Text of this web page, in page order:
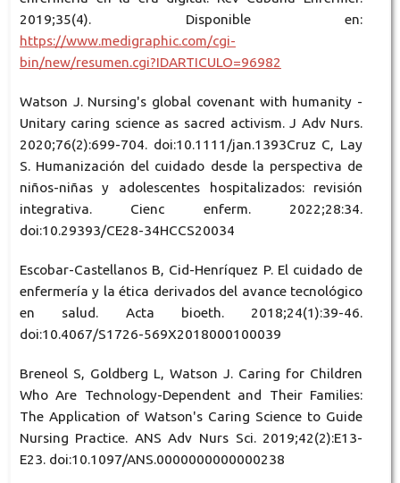
2019;35(4). Disponible en:
https://www.medigraphic.com/cgi-
bin/new/resumen.cgi?IDARTICULO=96982
Watson J. Nursing's global covenant with humanity -
Unitary caring science as sacred activism. J Adv Nurs.
2020;76(2):699-704. doi:10.1111/jan.1393Cruz C, Lay
S. Humanización del cuidado desde la perspectiva de
niños-niñas y adolescentes hospitalizados: revisión
integrativa. Cienc enferm. 2022;28:34.
doi:10.29393/CE28-34HCCS20034
Escobar-Castellanos B, Cid-Henríquez P. El cuidado de
enfermería y la ética derivados del avance tecnológico
en salud. Acta bioeth. 2018;24(1):39-46.
doi:10.4067/S1726-569X2018000100039
Breneol S, Goldberg L, Watson J. Caring for Children
Who Are Technology-Dependent and Their Families:
The Application of Watson's Caring Science to Guide
Nursing Practice. ANS Adv Nurs Sci. 2019;42(2):E13-
E23. doi:10.1097/ANS.0000000000000238